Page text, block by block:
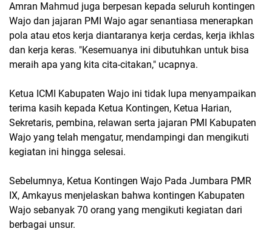
Amran Mahmud juga berpesan kepada seluruh kontingen
Wajo dan jajaran PMI Wajo agar senantiasa menerapkan
pola atau etos kerja diantaranya kerja cerdas, kerja ikhlas
dan kerja keras. "Kesemuanya ini dibutuhkan untuk bisa
meraih apa yang kita cita-citakan," ucapnya.
Ketua ICMI Kabupaten Wajo ini tidak lupa menyampaikan
terima kasih kepada Ketua Kontingen, Ketua Harian,
Sekretaris, pembina, relawan serta jajaran PMI Kabupaten
Wajo yang telah mengatur, mendampingi dan mengikuti
kegiatan ini hingga selesai.
Sebelumnya, Ketua Kontingen Wajo Pada Jumbara PMR
IX, Amkayus menjelaskan bahwa kontingen Kabupaten
Wajo sebanyak 70 orang yang mengikuti kegiatan dari
berbagai unsur.